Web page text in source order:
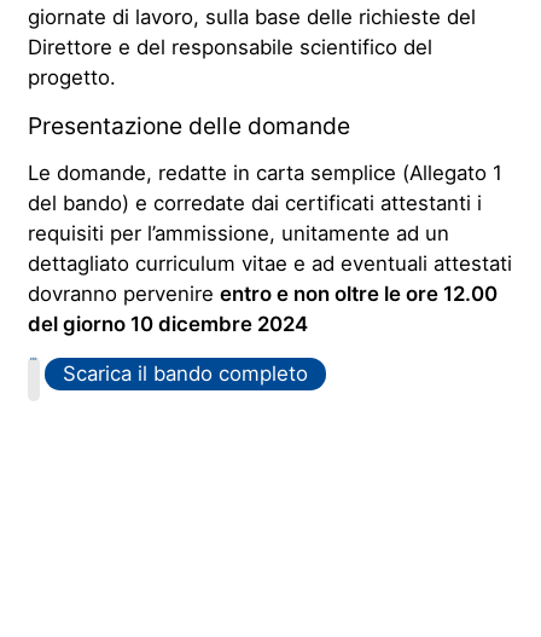
giornate di lavoro, sulla base delle richieste del
Direttore e del responsabile scientifico del
progetto.
Presentazione delle domande
Le domande, redatte in carta semplice (Allegato 1
del bando) e corredate dai certificati attestanti i
requisiti per l’ammissione, unitamente ad un
dettagliato curriculum vitae e ad eventuali attestati
dovranno pervenire entro e non oltre le ore 12.00
del giorno 10 dicembre 2024
PDF
Scarica il bando completo